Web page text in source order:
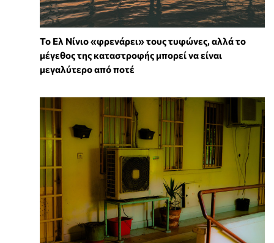
Το Ελ Νίνιο «φρενάρει» τους τυφώνες, αλλά το
μέγεθος της καταστροφής μπορεί να είναι
μεγαλύτερο από ποτέ